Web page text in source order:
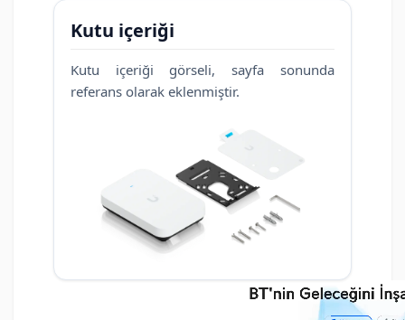
Kutu içeriği
Kutu içeriği görseli, sayfa sonunda
referans olarak eklenmiştir.